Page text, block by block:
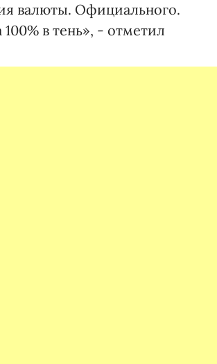
валюты. Официального.
100% в тень», - отметил